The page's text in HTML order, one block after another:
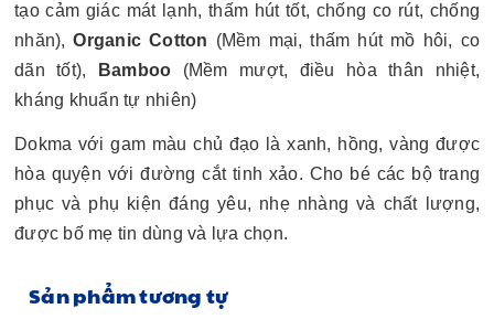
tạo cảm giác mát lạnh, thấm hút tốt, chống co rút, chống
nhăn),Organic Cotton (Mềm mại, thấm hút mồ hôi, co
dãn tốt),
Bamboo (Mềm mượt, điều hòa thân nhiệt,
kháng khuẩn tự nhiên)
Dokma với gam màu chủ đạo là xanh, hồng, vàng được
hòa quyện với đường cắt tinh xảo. Cho bé các bộ trang
phục và phụ kiện đáng yêu, nhẹ nhàng và chất lượng,
được bố mẹ tin dùng và lựa chọn.
Sản phẩm tương tự